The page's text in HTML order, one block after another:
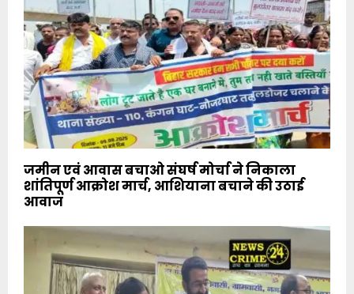
जमीन एवं आवास बचाओ संघर्ष मोर्चा ने निकाला
शांतिपूर्ण आक्रोश मार्च, आशियाना बचाने की उठाई
आवाज